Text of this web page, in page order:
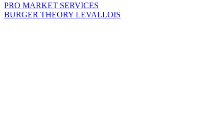
PRO MARKET SERVICES
BURGER THEORY LEVALLOIS